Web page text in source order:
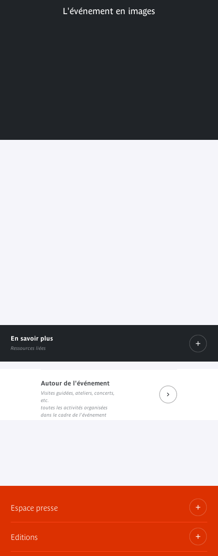
L'événement en images
En savoir plus
Ressources liées
Prochains rendez-vous du salon de lecture JK
Lien externe
Réécouter les dernières rencontres
Lien externe
Prochains événements sur
Lien externe
Autour de l'événement
Visites guidées, ateliers, concerts,
etc.
toutes les activités organisées
dans le cadre de l'événement
Espace presse
Dossiers, communiqués, bandes annonces
Editions